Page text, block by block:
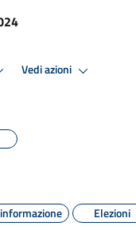
Vedi azioni
Elezioni